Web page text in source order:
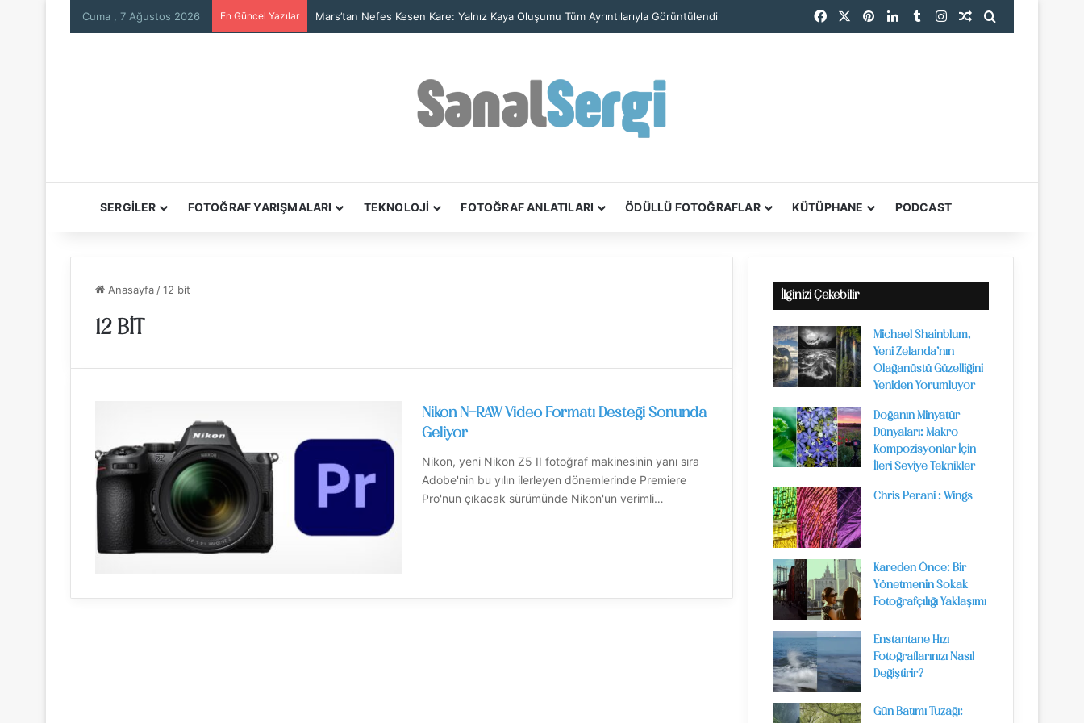
Cuma , 7 Ağustos 2026 En Güncel Yazılar Facebook PinterestLinkedInTumblrInstagramRastgele Makale
SERGİLER FOTOĞRAF YARIŞMALARI TEKNOLOJİ FOTOĞRAF ANLATILARI ÖDÜLLÜ FOTOĞRAFLAR KÜTÜPHANE PODCAST
Anasayfa /12 bit
12 BIT
Nikon N-RAW Video Formatı Desteği Sonunda
Geliyor
Nikon, yeni Nikon Z5 II fotoğraf makinesinin yanı sıra
Adobe'nin bu yılın ilerleyen dönemlerinde Premiere
Pro'nun çıkacak sürümünde Nikon'un verimli…
İlginizi Çekebilir
Michael Shainblum,
Yeni Zelanda’nın
Olağanüstü Güzelliğini
Yeniden Yorumluyor
Doğanın Minyatür
Dünyaları: Makro
Kompozisyonlar İçin
İleri Seviye Teknikler
Chris Perani : Wings
Kareden Önce: Bir
Yönetmenin Sokak
Fotoğrafçılığı Yaklaşımı
Enstantane Hızı
Fotoğraflarınızı Nasıl
Değiştirir?
Gün Batımı Tuzağı: